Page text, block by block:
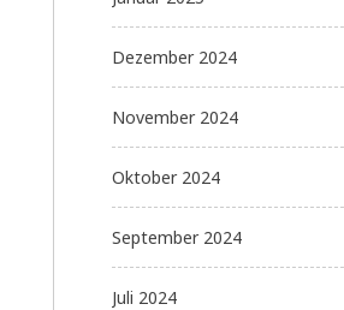
Dezember 2024
November 2024
Oktober 2024
September 2024
Juli 2024